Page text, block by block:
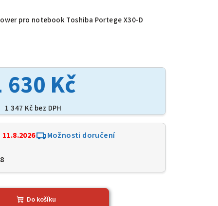
pro Toshiba Portege
pro notebook Toshiba Portege X30-D
630 Kč
1 347 Kč bez DPH
11.8.2026 Možnosti doručení
Do košíku